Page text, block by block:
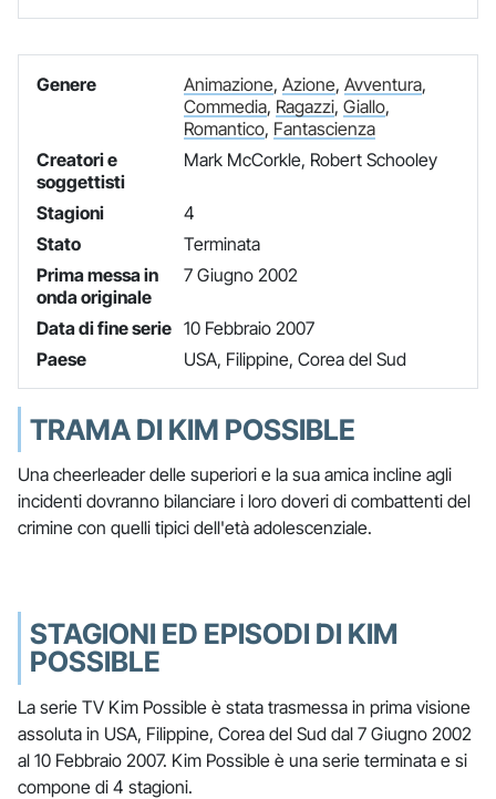
Genere Animazione, Azione, Avventura,
Commedia, Ragazzi, Giallo,
Romantico, Fantascienza
Creatori e
soggettisti
Mark McCorkle, Robert Schooley
Stagioni
4
Stato
Terminata
Prima messa in
onda originale
7 Giugno 2002
Data di fine serie 10 Febbraio 2007
Paese
USA, Filippine, Corea del Sud
TRAMA DI KIM POSSIBLE
Una cheerleader delle superiori e la sua amica incline agli
incidenti dovranno bilanciare i loro doveri di combattenti del
crimine con quelli tipici dell'età adolescenziale.
STAGIONI ED EPISODI DI KIM
POSSIBLE
La serie TV Kim Possible è stata trasmessa in prima visione
assoluta in USA, Filippine, Corea del Sud dal 7 Giugno 2002
al 10 Febbraio 2007. Kim Possible è una serie terminata e si
compone di 4 stagioni.